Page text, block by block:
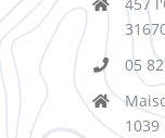
05
1039